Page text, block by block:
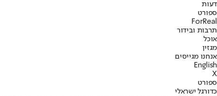
דעות
ספורט
ForReal
תרבות ובידור
אוכל
מגזין
אנחנו מגייסים
English
X
ספורט
כדורגל ישראלי